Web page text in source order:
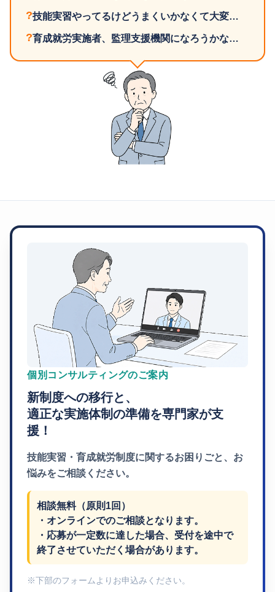
?技能実習やってるけどうまくいかなくて大変…
?育成就労実施者、監理支援機関になろうかな…
個別コンサルティングのご案内
新制度への移行と、
適正な実施体制の準備を専門家が支
援！
技能実習・育成就労制度に関するお困りごと、 お
悩みをご相談ください。
相談無料（原則1回）
・オンラインでのご相談となります。
・応募が一定数に達した場合、受付を途中で
終了させていただく場合があります。
※下部のフォームよりお申込みください。